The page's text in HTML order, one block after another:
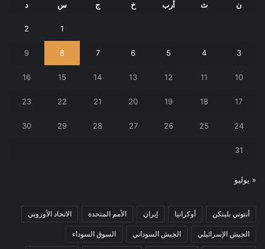
ن ث أرب خ ج س د
1
2
3
4
5
6
7
8
9
10
11
12
13
14
15
16
17
18
19
20
21
22
23
24
25
26
27
28
29
30
31
« يوليو
أنتوني بلينكن أوكرانيا إيران الأمم المتحدة الاتحاد الأوروبي
الجيش الإسرائيلي الجيش السوداني السوق السوداء